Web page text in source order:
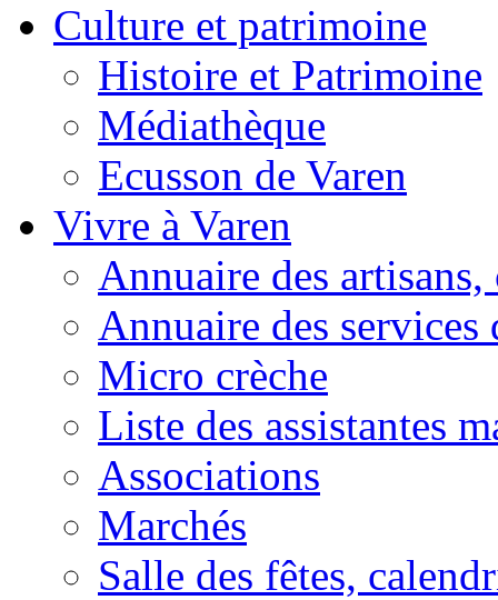
Culture et patrimoine
Histoire et Patrimoine
Médiathèque
Ecusson de Varen
Vivre à Varen
Annuaire des
Annuaire des services
Micro crèche
Liste des assistantes
Associations
Marchés
Salle des fêtes,